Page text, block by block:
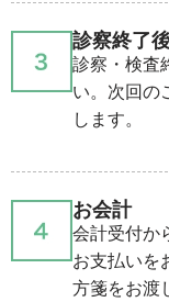
診察終了
診察・検査
い。次回の
します。
お会計
会計受付か
お支払いを
方箋をお渡